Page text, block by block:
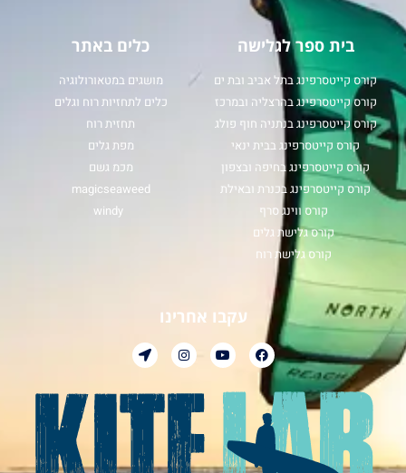
בית ספר לגלישה
קורס קייטסרפינג בתל אביב ובת ים
קורס קייטסרפינג בהרצליה ובמרכז
קורס קייטסרפינג בנתניה חוף פולג
קורס קייטסרפינג בבית ינאי
קורס קייטסרפינג בחיפה ובצפון
קורס קייטסרפינג בכנרת ובאילת
קורס ווינג סרף
קורס גלישת גלים
קורס גלישת רוח
כלים באתר
מושגים במטאורולוגיה
כלים לתחזיות רוח וגלים
תחזית רוח
מפת גלים
מכמ גשם
magicseaweed
windy
עקבו אחרינו